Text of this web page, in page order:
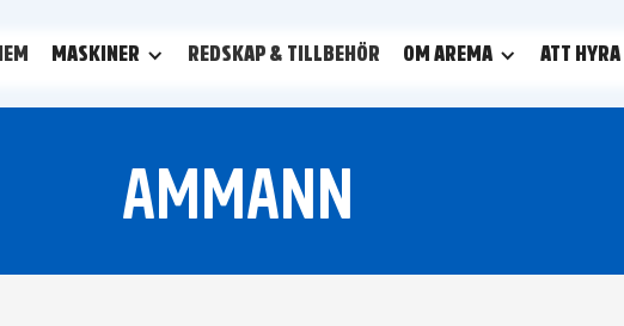
MASKINER REDSKAP & TILLBEHÖR OM AREMA ATT HYRA
AMMANN